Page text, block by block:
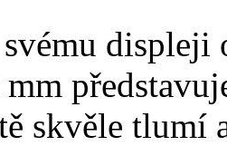
displeji
skvěle tlumí